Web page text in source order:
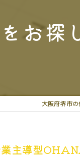
をお
大阪府堺市
業主導型